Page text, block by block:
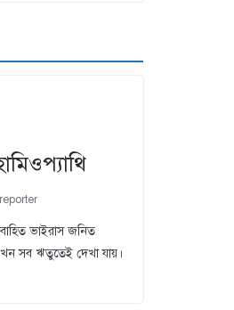
ভাইরাস জনিত
সব ঋতুতেই দেখা যায়।